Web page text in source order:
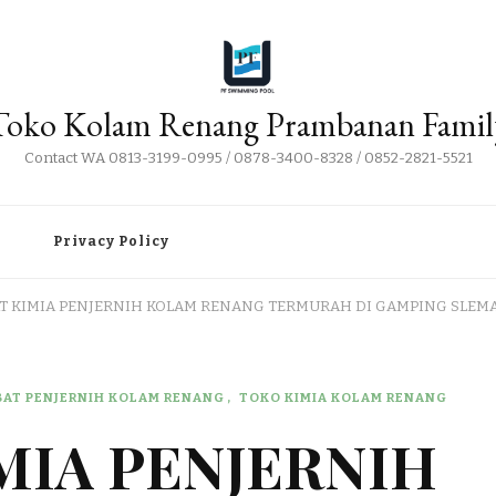
Kolam Renang Prambanan
Contact WA 0813-3199-0995 / 0878-3400-8328 / 0852-2821-5521
Privacy Policy
KIMIA PENJERNIH KOLAM RENANG TERMURAH DI GAMPING
PENJERNIH KOLAM RENANG TOKO KIMIA KOLAM RENANG
PENJERNIH